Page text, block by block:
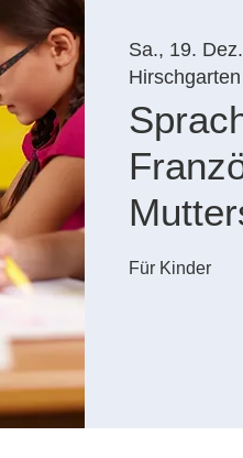
Sa., 19. Dez.
Hirschgarten
Für Kinder